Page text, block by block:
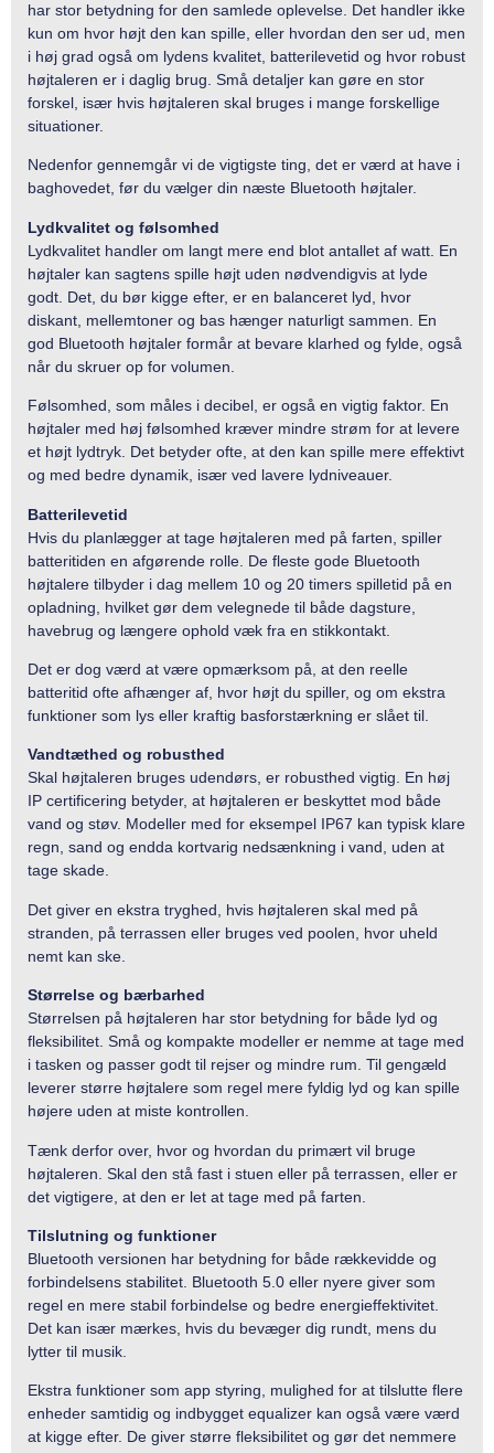
har stor betydning for den samlede oplevelse. Det handler ikke
kun om hvor højt den kan spille, eller hvordan den ser ud, men
i høj grad også om lydens kvalitet, batterilevetid og hvor robust
højtaleren er i daglig brug. Små detaljer kan gøre en stor
forskel, især hvis højtaleren skal bruges i mange forskellige
situationer.
Nedenfor gennemgår vi de vigtigste ting, det er værd at have i
baghovedet, før du vælger din næste Bluetooth højtaler.
Lydkvalitet og følsomhed
Lydkvalitet handler om langt mere end blot antallet af watt. En
højtaler kan sagtens spille højt uden nødvendigvis at lyde
godt. Det, du bør kigge efter, er en balanceret lyd, hvor
diskant, mellemtoner og bas hænger naturligt sammen. En
god Bluetooth højtaler formår at bevare klarhed og fylde, også
når du skruer op for volumen.
Følsomhed, som måles i decibel, er også en vigtig faktor. En
højtaler med høj følsomhed kræver mindre strøm for at levere
et højt lydtryk. Det betyder ofte, at den kan spille mere effektivt
og med bedre dynamik, især ved lavere lydniveauer.
Batterilevetid
Hvis du planlægger at tage højtaleren med på farten, spiller
batteritiden en afgørende rolle. De fleste gode Bluetooth
højtalere tilbyder i dag mellem 10 og 20 timers spilletid på en
opladning, hvilket gør dem velegnede til både dagsture,
havebrug og længere ophold væk fra en stikkontakt.
Det er dog værd at være opmærksom på, at den reelle
batteritid ofte afhænger af, hvor højt du spiller, og om ekstra
funktioner som lys eller kraftig basforstærkning er slået til.
Vandtæthed og robusthed
Skal højtaleren bruges udendørs, er robusthed vigtig. En høj
IP certificering betyder, at højtaleren er beskyttet mod både
vand og støv. Modeller med for eksempel IP67 kan typisk klare
regn, sand og endda kortvarig nedsænkning i vand, uden at
tage skade.
Det giver en ekstra tryghed, hvis højtaleren skal med på
stranden, på terrassen eller bruges ved poolen, hvor uheld
nemt kan ske.
Størrelse og bærbarhed
Størrelsen på højtaleren har stor betydning for både lyd og
fleksibilitet. Små og kompakte modeller er nemme at tage med
i tasken og passer godt til rejser og mindre rum. Til gengæld
leverer større højtalere som regel mere fyldig lyd og kan spille
højere uden at miste kontrollen.
Tænk derfor over, hvor og hvordan du primært vil bruge
højtaleren. Skal den stå fast i stuen eller på terrassen, eller er
det vigtigere, at den er let at tage med på farten.
Tilslutning og funktioner
Bluetooth versionen har betydning for både rækkevidde og
forbindelsens stabilitet. Bluetooth 5.0 eller nyere giver som
regel en mere stabil forbindelse og bedre energieffektivitet.
Det kan især mærkes, hvis du bevæger dig rundt, mens du
lytter til musik.
Ekstra funktioner som app styring, mulighed for at tilslutte flere
enheder samtidig og indbygget equalizer kan også være værd
at kigge efter. De giver større fleksibilitet og gør det nemmere